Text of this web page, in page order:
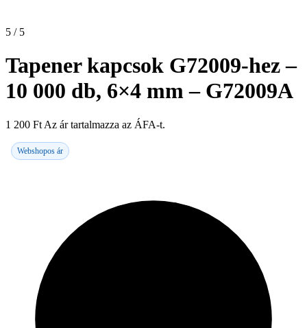
5 / 5
Tapener kapcsok G72009-hez –
10 000 db, 6×4 mm – G72009A
1 200 Ft Az ár tartalmazza az ÁFA-t.
Webshopos ár